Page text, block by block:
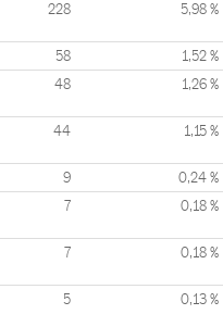
228 5,98 %
58 1,52 %
48 1,26 %
44 1,15 %
9 0,24 %
7 0,18 %
7 0,18 %
5 0,13 %